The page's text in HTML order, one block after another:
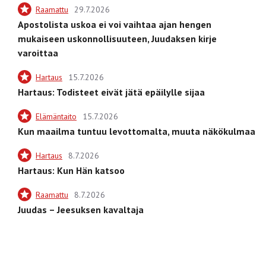
Raamattu 29.7.2026
Apostolista uskoa ei voi vaihtaa ajan hengen
mukaiseen uskonnollisuuteen, Juudaksen kirje
varoittaa
Hartaus 15.7.2026
Hartaus: Todisteet eivät jätä epäilylle sijaa
Elämäntaito 15.7.2026
Kun maailma tuntuu levottomalta, muuta näkökulmaa
Hartaus 8.7.2026
Hartaus: Kun Hän katsoo
Raamattu 8.7.2026
Juudas – Jeesuksen kavaltaja